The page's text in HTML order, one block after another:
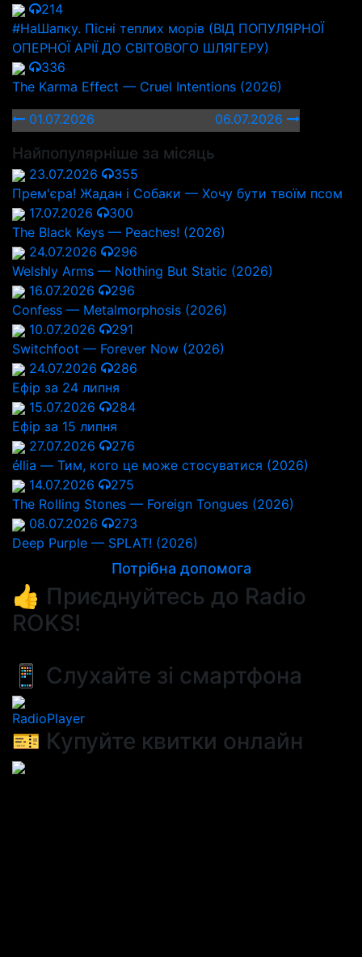
214
#НаШапку. Пісні теплих морів (ВІД ПОПУЛЯРНОЇ
ОПЕРНОЇ АРІЇ ДО СВІТОВОГО ШЛЯГЕРУ)
336
The Karma Effect — Cruel Intentions (2026)
01.07.2026
06.07.2026
Найпопулярніше за місяць
23.07.2026
355
Прем'єра! Жадан і Собаки — Хочу бути твоїм псом
17.07.2026
300
The Black Keys — Peaches! (2026)
24.07.2026
296
Welshly Arms — Nothing But Static (2026)
16.07.2026
296
Confess — Metalmorphosis (2026)
10.07.2026
291
Switchfoot — Forever Now (2026)
24.07.2026
286
Ефір за 24 липня
15.07.2026
284
Ефір за 15 липня
27.07.2026
276
éllia — Тим, кого це може стосуватися (2026)
14.07.2026
275
The Rolling Stones — Foreign Tongues (2026)
08.07.2026
273
Deep Purple — SPLAT! (2026)
Потрібна допомога
👍 Приєднуйтесь до Radio
ROKS!
📱 Слухайте зі смартфона
RadioPlayer
🎫 Купуйте квитки онлайн